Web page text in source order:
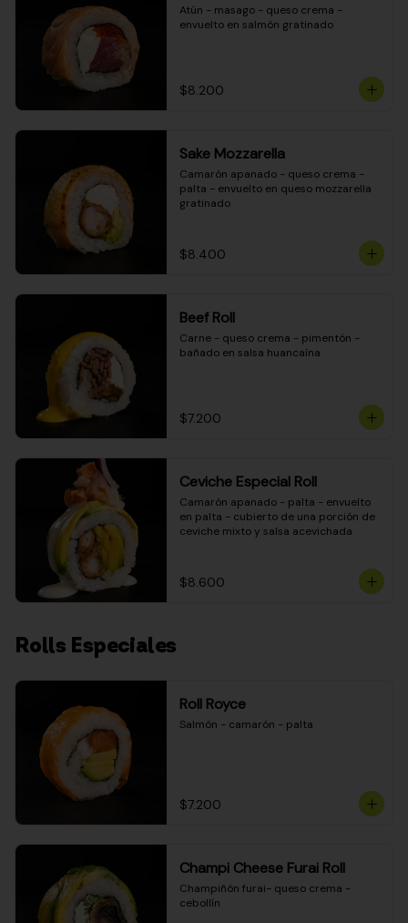
Atún - masago - queso crema -
envuelto en salmón gratinado
$8.200
Sake Mozzarella
Camarón apanado - queso crema -
palta - envuelto en queso mozzarella
gratinado
$8.400
Beef Roll
Carne - queso crema - pimentón -
bañado en salsa huancaína
$7.200
Ceviche Especial Roll
Camarón apanado - palta - envuelto
en palta - cubierto de una porción de
ceviche mixto y salsa acevichada
$8.600
Rolls Especiales
Roll Royce
Salmón - camarón - palta
$7.200
Champi Cheese Furai Roll
Champiñón furai- queso crema -
cebollín